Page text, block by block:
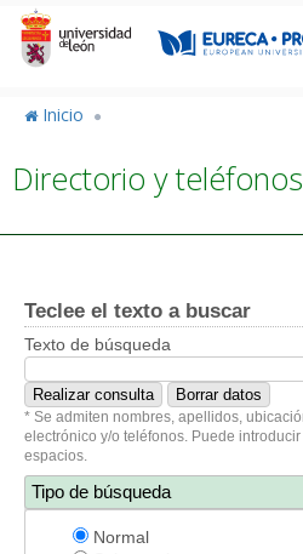
Pasar
contenido
Inicio
Directorio y teléfonos